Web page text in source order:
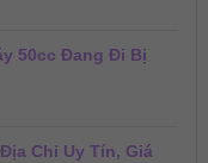
50cc Đang Đi Bị
Chỉ Uy Tín, Giá